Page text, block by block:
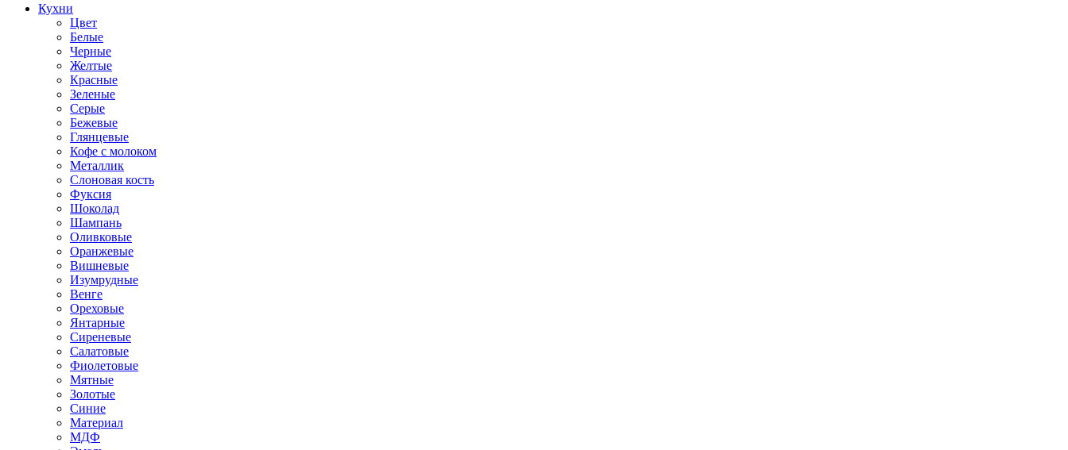
Кухни
Цвет
Белые
Черные
Желтые
Красные
Зеленые
Серые
Бежевые
Глянцевые
Кофе с молоком
Металлик
Слоновая кость
Фуксия
Шоколад
Шампань
Оливковые
Оранжевые
Вишневые
Изумрудные
Венге
Ореховые
Янтарные
Сиреневые
Салатовые
Фиолетовые
Мятные
Золотые
Синие
Материал
МДФ